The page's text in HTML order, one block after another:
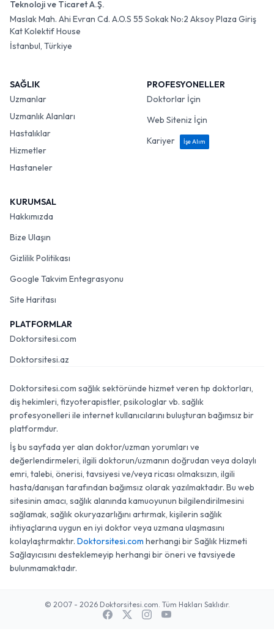
Teknoloji ve Ticaret A.Ş.
Maslak Mah. Ahi Evran Cd. A.O.S 55 Sokak No:2 Aksoy Plaza Giriş
Kat Kolektif House
İstanbul, Türkiye
SAĞLIK
Uzmanlar
Uzmanlık Alanları
Hastalıklar
Hizmetler
Hastaneler
PROFESYONELLER
Doktorlar İçin
Web Siteniz İçin
Kariyer
İşe Alım
KURUMSAL
Hakkımızda
Bize Ulaşın
Gizlilik Politikası
Google Takvim Entegrasyonu
Site Haritası
PLATFORMLAR
Doktorsitesi.com
Doktorsitesi.az
Doktorsitesi.com sağlık sektöründe hizmet veren tıp doktorları,
diş hekimleri, fizyoterapistler, psikologlar vb. sağlık
profesyonelleri ile internet kullanıcılarını buluşturan bağımsız bir
platformdur.
İş bu sayfada yer alan doktor/uzman yorumları ve
değerlendirmeleri, ilgili doktorun/uzmanın doğrudan veya dolaylı
emri, talebi, önerisi, tavsiyesi ve/veya ricası olmaksızın, ilgili
hasta/danışan tarafından bağımsız olarak yazılmaktadır. Bu web
sitesinin amacı, sağlık alanında kamuoyunun bilgilendirilmesini
sağlamak, sağlık okuryazarlığını artırmak, kişilerin sağlık
ihtiyaçlarına uygun en iyi doktor veya uzmana ulaşmasını
kolaylaştırmaktır. Doktorsitesi.com herhangi bir Sağlık Hizmeti
Sağlayıcısını desteklemeyip herhangi bir öneri ve tavsiyede
bulunmamaktadır.
© 2007 - 2026 Doktorsitesi.com. Tüm Hakları Saklıdır.